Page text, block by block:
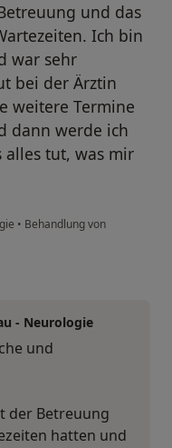
und das
Ich bin
war sehr
bei der Ärztin
weitere Termine
dann werde ich
tut, was mir
• Behandlung von
- Neurologie
und
der Betreuung
hatten und